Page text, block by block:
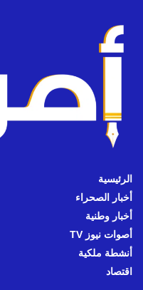
الرئيسية
أخبار الصحراء
أخبار وطنية
أصوات نيوز TV
أنشطة ملكية
اقتصاد